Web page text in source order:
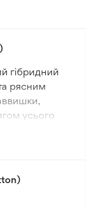
гібридний
рясним
усього
які
мають